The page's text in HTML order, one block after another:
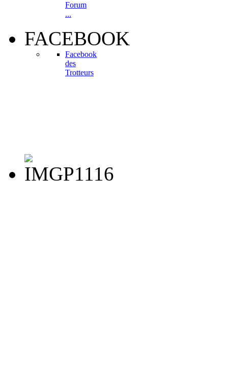
Forum
...
FACEBOOK
Facebook
des
Trotteurs